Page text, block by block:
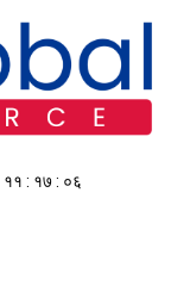
११ : १७ : ०७